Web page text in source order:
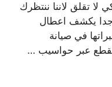
لا تقلق لاننا ننتظرك
جدا يكشف اعطال
في صيانة
عبر حواسيب …